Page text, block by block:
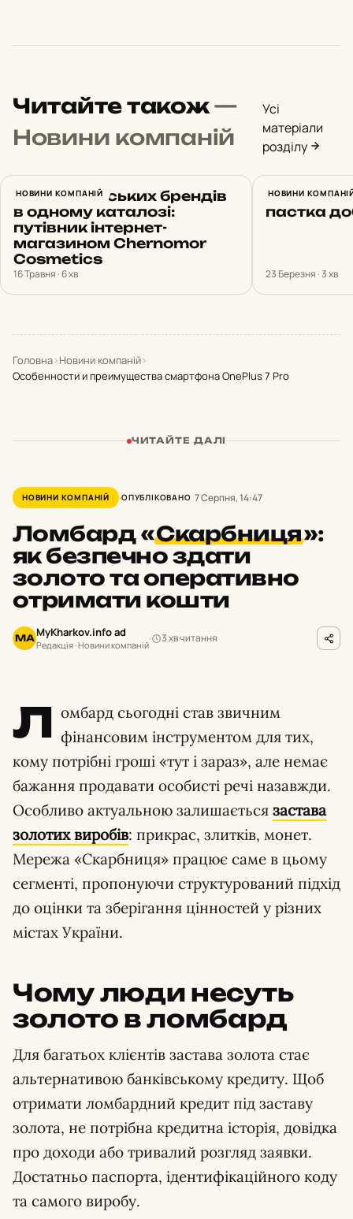
Читайте також—
Новини компаній
Усі
матеріали
розділу
НОВИНИ КОМПАНІЙ
14 європейських брендів
в одному каталозі:
путівник інтернет-
магазином Chernomor
Cosmetics
16 Травня · 6 хв
НОВИНИ
пастка
23 Березня · 3 хв
Головна›Новини компаній›
Особенности и преимущества смартфона OnePlus 7 Pro
ЧИТАЙТЕ ДАЛІ
НОВИНИ КОМПАНІЙ ОПУБЛІКОВАНО 7 Серпня, 14:47
Ломбард«Скарбниця»:
як безпечно здати
золото та оперативно
отримати кошти
MA MyKharkov.info ad
Редакція · Новини компаній
3 хв читання
Л омбард сьогодні став звичним
фінансовим інструментом для тих,
кому потрібні гроші «тут і зараз», але немає
бажання продавати особисті речі назавжди.
Особливо актуальною залишається застава
золотих виробів: прикрас, злитків, монет.
Мережа «Скарбниця» працює саме в цьому
сегменті, пропонуючи структурований підхід
до оцінки та зберігання цінностей у різних
містах України.
Чому люди несуть
золото в ломбард
Для багатьох клієнтів застава золота стає
альтернативою банківському кредиту. Щоб
отримати ломбардний кредит під заставу
золота, не потрібна кредитна історія, довідка
про доходи або тривалий розгляд заявки.
Достатньо паспорта, ідентифікаційного коду
та самого виробу.